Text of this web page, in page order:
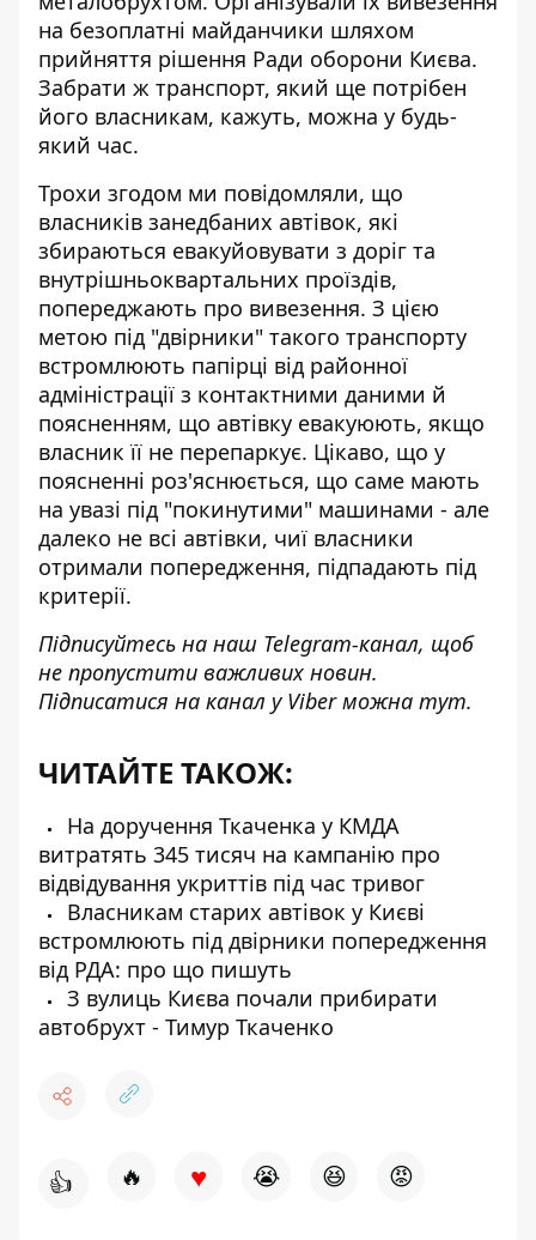
на безоплатні майданчики шляхом
прийняття рішення Ради оборони Києва.
Забрати ж транспорт, який ще потрібен
його власникам, кажуть, можна у будь-
який час.
Трохи згодом ми повідомляли, що
власників занедбаних автівок, які
збираються евакуйовувати з доріг та
внутрішньоквартальних проїздів,
попереджають про вивезення. З цією
метою під "двірники" такого транспорту
встромлюють папірці від районної
адміністрації з контактними даними й
поясненням, що автівку евакуюють, якщо
власник її не перепаркує. Цікаво, що у
поясненні роз'яснюється, що саме мають
на увазі під "покинутими" машинами - але
далеко не всі автівки, чиї власники
отримали попередження, підпадають під
критерії.
Підписуйтесь на наш Telegram-канал, щоб
не пропустити важливих новин.
Підписатися на канал у Viber можна тут.
ЧИТАЙТЕ ТАКОЖ:
На доручення Ткаченка у КМДА
витратять 345 тисяч на кампанію про
відвідування укриттів під час тривог
Власникам старих автівок у Києві
встромлюють під двірники попередження
від РДА: про що пишуть
З вулиць Києва почали прибирати
автобрухт - Тимур Ткаченко
👍 🔥 ♥ 😭 😆 😡